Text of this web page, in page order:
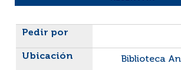
Liste des exemplaires
Biblioteca